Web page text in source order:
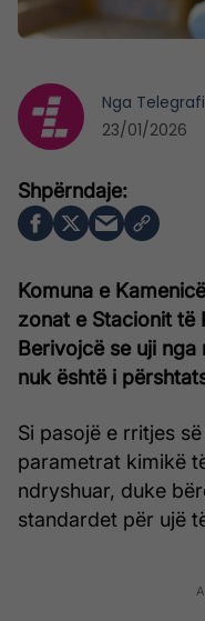
Komuna e
zonat e Stacionit të
Berivojcë se uji nga
nuk është i
Si pasojë e rritjes
parametrat kimikë
ndryshuar, duke
standardet për ujë
Nga Telegrafi
23/01/2026